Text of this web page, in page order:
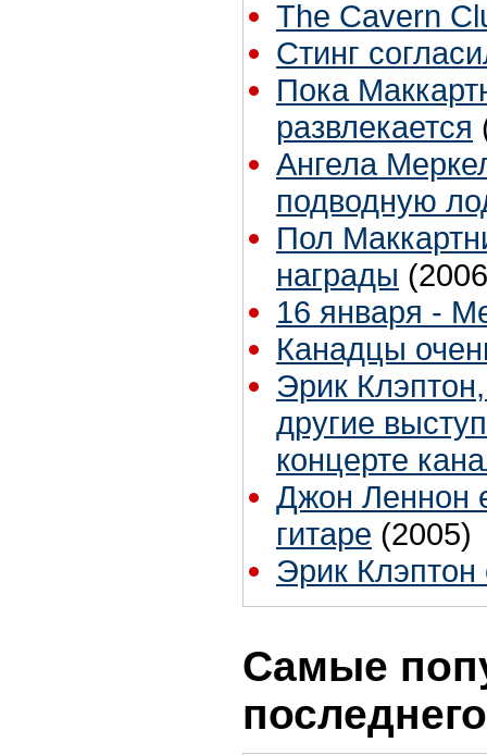
The Cavern
Стинг
Пока
развлекается
Ангела
подводную
Пол
награды
16 января -
Канадцы
Эрик
другие
концерте
Джон Леннон
гитаре (2005)
Эрик Клэптон
Самые